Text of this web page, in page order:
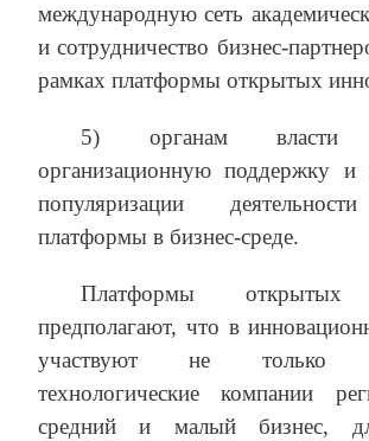
международную сеть
и сотрудничество бизнес-
рамках платформы открытых
5) органам власти
организационную поддержку и
популяризации
платформы в бизнес-среде.
Платформы открытых
предполагают, что в
участвуют не только
технологические компании
средний и малый бизнес,